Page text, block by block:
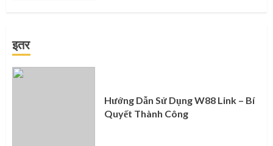
इतर
Hướng Dẫn Sử Dụng W88 Link – Bí
Quyết Thành Công